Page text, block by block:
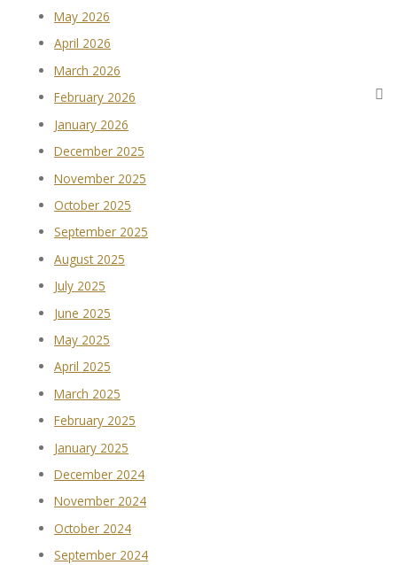
May 2026
April 2026
March 2026
February 2026
January 2026
December 2025
November 2025
October 2025
September 2025
August 2025
July 2025
June 2025
May 2025
April 2025
March 2025
February 2025
January 2025
December 2024
November 2024
October 2024
September 2024